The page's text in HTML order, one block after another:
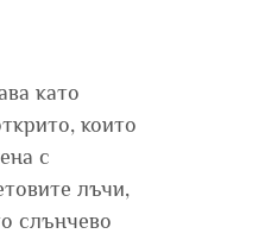
като
които
с
лъчи,
слънчево